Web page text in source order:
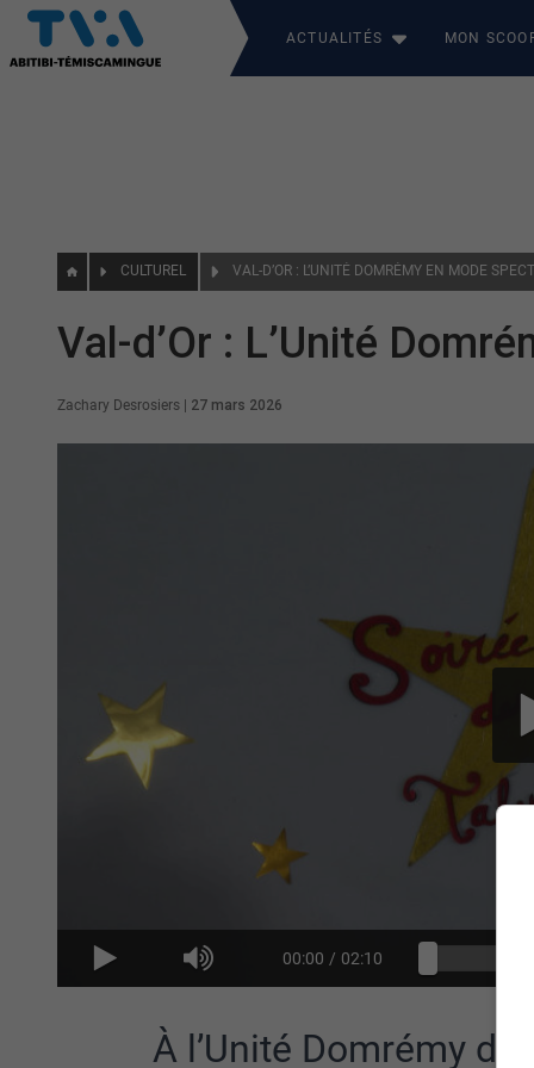
ACTUALITÉS MON
CULTUREL VAL-D’OR : L’UNITÉ DOMRÉMY EN MODE
Val-d’Or : L’Unité
Zachary Desrosiers 27 mars 2026
00:00 / 02:10
À l’Unité Domrémy de